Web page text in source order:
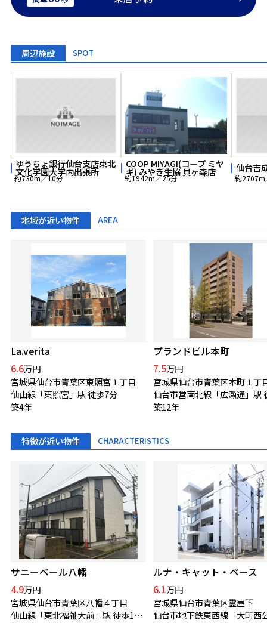
周辺施設 SPOT
ゆうちょ銀行仙台支店東北
文化学園大学内出張所
約730m／10分
COOP MIYAGI(コープ ミヤ
ギ) みやぎ生協 貝ヶ森店
約1942m／25分
仙台吉
約2707m
地域が近い物件 AREA
La.verita
6.6万円
宮城県仙台市青葉区東照宮１丁目
仙山線「東照宮」駅 徒歩7分
築4年
プランドビル本町
7.5万円
宮城県仙台市青葉区本町１丁
築12年
特徴が近い物件 CHARACTERISTICS
サニーベール八幡
4.9万円
宮城県仙台市青葉区八幡４丁目
仙山線「東北福祉大前」駅 徒歩13分
ルナ・キャット・ベース
6.1万円
宮城県仙台市青葉区霊屋下